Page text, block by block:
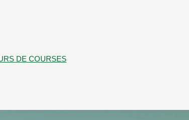
DE COURSES